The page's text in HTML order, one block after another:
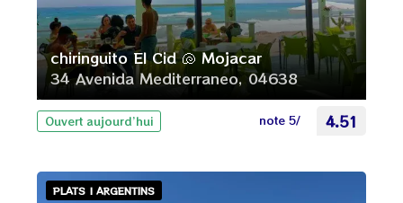
chiringuito El Cid 🐚 Mojacar
34 Avenida Mediterraneo, 04638
Ouvert aujourd’hui note 5/ 4.51
PLATS | ARGENTINS